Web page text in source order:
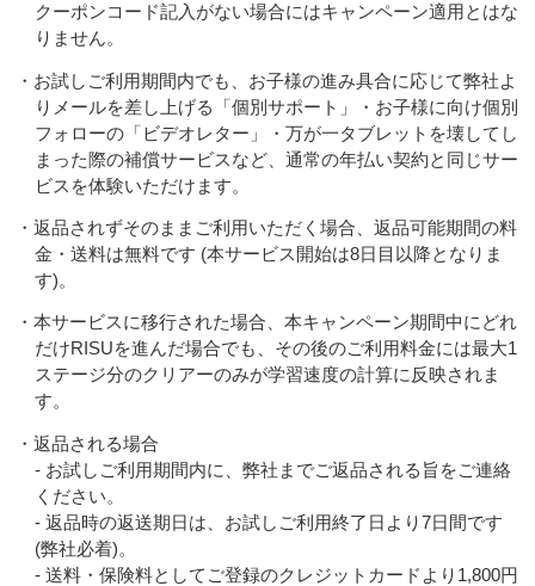
クーポンコード記入がない場合にはキャンペーン適用とはな
りません。
・お試しご利用期間内でも、お子様の進み具合に応じて弊社よ
りメールを差し上げる「個別サポート」・お子様に向け個別
フォローの「ビデオレター」・万が一タブレットを壊してし
まった際の補償サービスなど、通常の年払い契約と同じサー
ビスを体験いただけます。
・返品されずそのままご利用いただく場合、返品可能期間の料
金・送料は無料です (本サービス開始は8日目以降となりま
す)。
・本サービスに移行された場合、本キャンペーン期間中にどれ
だけRISUを進んだ場合でも、その後のご利用料金には最大1
ステージ分のクリアーのみが学習速度の計算に反映されま
す。
・返品される場合
- お試しご利用期間内に、弊社までご返品される旨をご連絡
ください。
- 返品時の返送期日は、お試しご利用終了日より7日間です
(弊社必着)。
- 送料・保険料としてご登録のクレジットカードより1,800円